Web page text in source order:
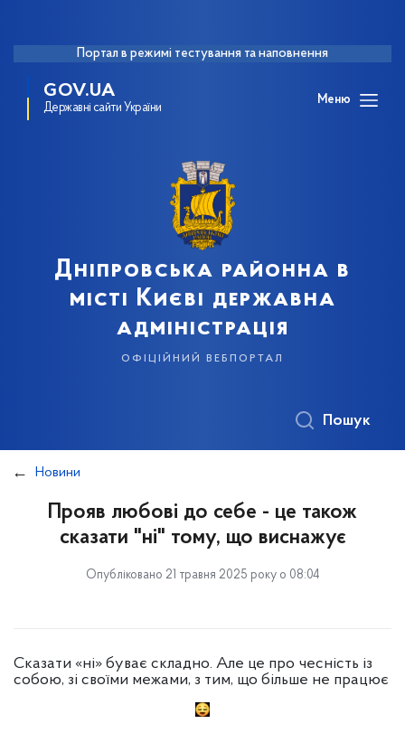
Портал в режимі тестування та наповнення
GOV.UA
Державні сайти України
Меню
Дніпровська районна в
місті Києві державна
адміністрація
офіційний вебпортал
Пошук
Новини
Прояв любові до себе - це також
сказати "ні" тому, що виснажує
Опубліковано 21 травня 2025 року о 08:04
Сказати «ні» буває складно. Але це про чесність із
собою, зі своїми межами, з тим, що більше не працює